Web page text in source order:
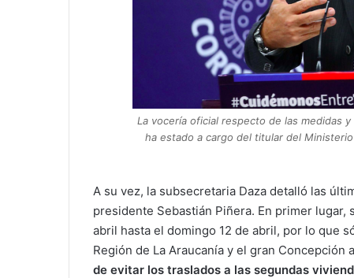
La vocería oficial respecto de las medidas
ha estado a cargo del titular del
A su vez, la subsecretaria Daza detalló las
presidente Sebastián Piñera. En primer
abril hasta el domingo 12 de abril, por lo que
Región de La Araucanía y el gran Concepción
de evitar los traslados a las segundas